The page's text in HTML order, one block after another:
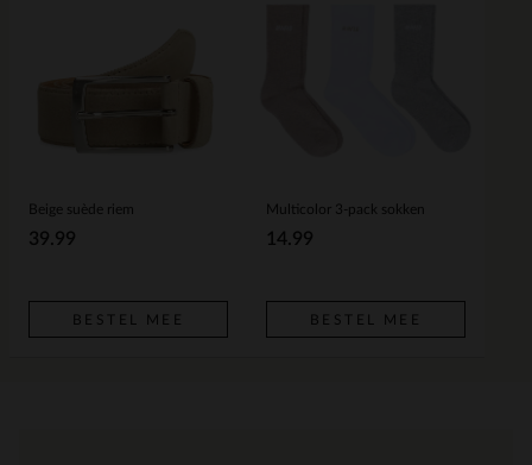
Beige suède riem
39.99
BESTEL MEE
Multicolor 3-pack sokken
14.99
BESTEL MEE